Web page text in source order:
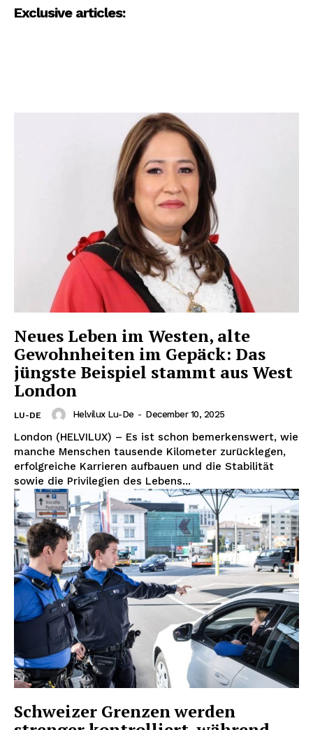
Exclusive articles:
Neues Leben im Westen, alte
Gewohnheiten im Gepäck: Das
jüngste Beispiel stammt aus West
London
LU-DE Helvilux Lu-De - December 10, 2025
London (HELVILUX) – Es ist schon bemerkenswert, wie
manche Menschen tausende Kilometer zurücklegen,
erfolgreiche Karrieren aufbauen und die Stabilität
sowie die Privilegien des Lebens...
Schweizer Grenzen werden